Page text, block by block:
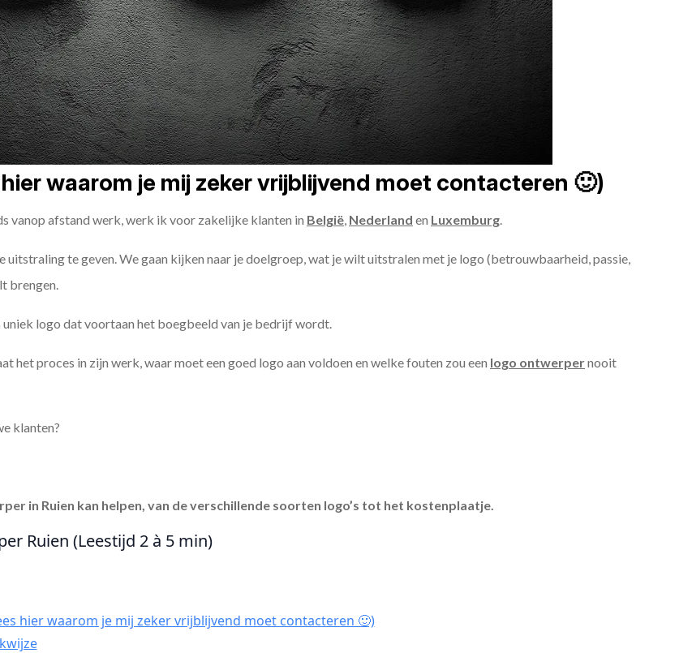
waarom je mij zeker vrijblijvend moet contacteren 🙂)
vanop afstand werk, werk ik voor zakelijke klanten in België, Nederland en Luxemburg.
uitstraling te geven. We gaan kijken naar je doelgroep, wat je wilt uitstralen met je logo (betrouwbaarheid, passie,
brengen.
uniek logo dat voortaan het boegbeeld van je bedrijf wordt.
het proces in zijn werk, waar moet een goed logo aan voldoen en welke fouten zou een logo ontwerpernooit
klanten?
in Ruien kan helpen, van de verschillende soorten logo’s tot het kostenplaatje.
Ruien (Leestijd 2 à 5 min)
hier waarom je mij zeker vrijblijvend moet contacteren 🙂)